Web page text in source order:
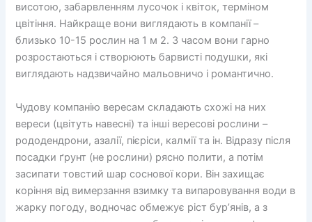
висотою, забарвленням лусочок і квіток, терміном
цвітіння. Найкраще вони виглядають в компанії –
близько 10-15 рослин на 1 м 2. З часом вони гарно
розростаються і створюють барвисті подушки, які
виглядають надзвичайно мальовничо і романтично.
Чудову компанію вересам складають схожі на них
вереси (цвітуть навесні) та інші вересові рослини –
рододендрони, азалії, пієріси, калмії та ін. Відразу після
посадки ґрунт (не рослини) рясно полити, а потім
засипати товстий шар соснової кори. Він захищає
коріння від вимерзання взимку та випаровування води в
жарку погоду, водночас обмежує ріст бур’янів, а з